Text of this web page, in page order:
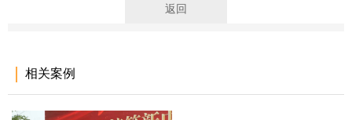
返回
相关案例